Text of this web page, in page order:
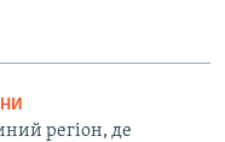
регіон, де